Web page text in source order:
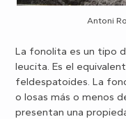
Antoni
La fonolita es un tipo
leucita. Es el
feldespatoides. La
o losas más o menos
presentan una